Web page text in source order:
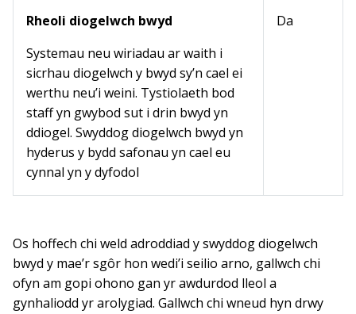
Rheoli diogelwch bwyd
Systemau neu wiriadau ar waith i
sicrhau diogelwch y bwyd sy’n cael ei
werthu neu’i weini. Tystiolaeth bod
staff yn gwybod sut i drin bwyd yn
ddiogel. Swyddog diogelwch bwyd yn
hyderus y bydd safonau yn cael eu
cynnal yn y dyfodol
Da
Os hoffech chi weld adroddiad y swyddog diogelwch
bwyd y mae’r sgôr hon wedi’i seilio arno, gallwch chi
ofyn am gopi ohono gan yr awdurdod lleol a
gynhaliodd yr arolygiad. Gallwch chi wneud hyn drwy